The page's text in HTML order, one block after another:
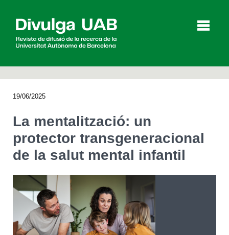
Agenda
English Español
CERCAR
19/06/2025
La mentalització: un
protector transgeneracional
de la salut mental infantil